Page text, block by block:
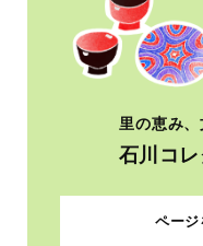
里の恵み、
石川コ
ページ